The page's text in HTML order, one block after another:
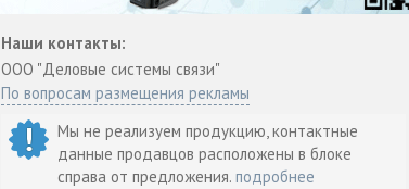
Наши контакты:
ООО "Деловые системы связи"
По вопросам размещения рекламы
Мы не реализуем продукцию, контактные
данные продавцов расположены в блоке
справа от предложения.подробнее